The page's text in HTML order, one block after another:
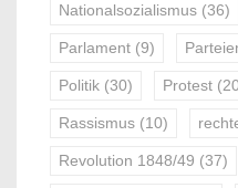
Nationalsozialismus (36)
Parlament (9)
Politik (30) Protest
Rassismus (10)
Revolution 1848/49 (37)